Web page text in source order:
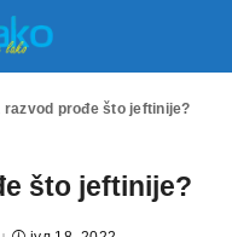
razvod prođe što jeftinije?
što jeftinije?